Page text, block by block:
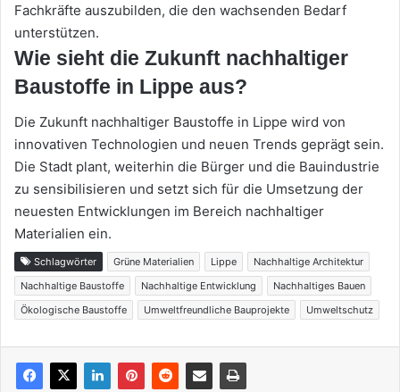
Fachkräfte auszubilden, die den wachsenden Bedarf
unterstützen.
Wie sieht die Zukunft nachhaltiger
Baustoffe in Lippe aus?
Die Zukunft nachhaltiger Baustoffe in Lippe wird von
innovativen Technologien und neuen Trends geprägt sein.
Die Stadt plant, weiterhin die Bürger und die Bauindustrie
zu sensibilisieren und setzt sich für die Umsetzung der
neuesten Entwicklungen im Bereich nachhaltiger
Materialien ein.
Schlagwörter Grüne Materialien Lippe
Nachhaltige Architektur
Nachhaltige Baustoffe
Nachhaltige Entwicklung
Nachhaltiges Bauen
Ökologische Baustoffe
Umweltfreundliche Bauprojekte Umweltschutz